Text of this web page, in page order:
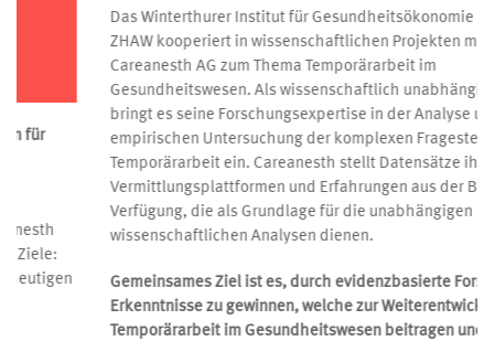
Evidenzbasierte Forschung zur Temporärarbeit im
Gesundheitswesen
Das Winterthurer Institut für Gesundheitsökonomie (WIG) der
ZHAW kooperiert in wissenschaftlichen Projekten mit der
Careanesth AG zum Thema Temporärarbeit im
Gesundheitswesen. Als wissenschaftlich unabhängiges Institut
bringt es seine Forschungsexpertise in der Analyse und
empirischen Untersuchung der komplexen Fragestellungen zu